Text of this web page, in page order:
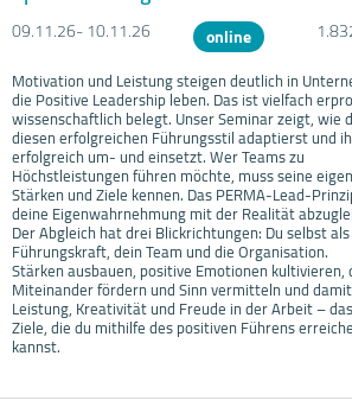
09.11.26- 10.11.26 online
Motivation und Leistung steigen deutlich in
die Positive Leadership leben. Das ist vielfach
wissenschaftlich belegt. Unser Seminar zeigt, wie
diesen erfolgreichen Führungsstil adaptierst und
erfolgreich um- und einsetzt. Wer Teams zu
Höchstleistungen führen möchte, muss seine
Stärken und Ziele kennen. Das PERMA-Lead-
deine Eigenwahrnehmung mit der Realität
Der Abgleich hat drei Blickrichtungen: Du selbst als
Führungskraft, dein Team und die Organisation.
Stärken ausbauen, positive Emotionen kultivieren,
Miteinander fördern und Sinn vermitteln und
Leistung, Kreativität und Freude in der Arbeit –
Ziele, die du mithilfe des positiven Führens
kannst.